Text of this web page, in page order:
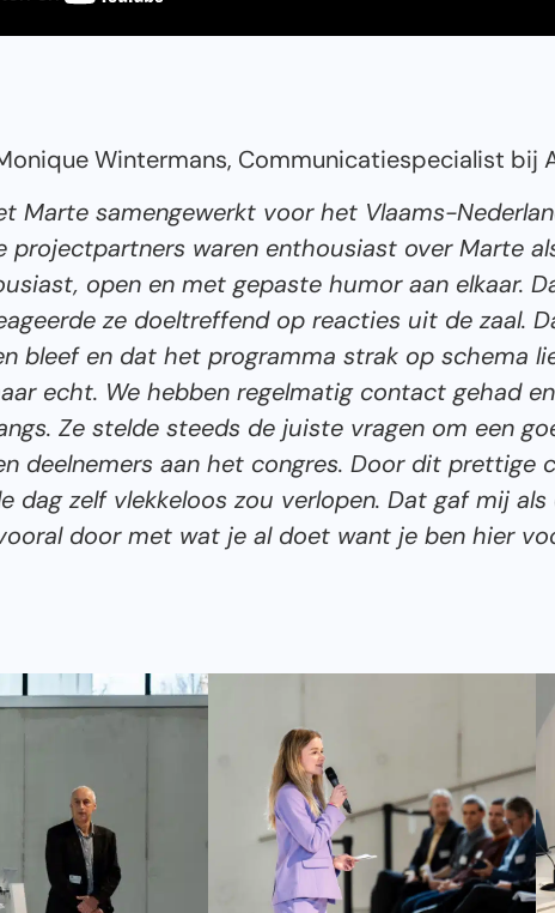
Wintermans, Communicatiespecialist bij
Marte samengewerkt voor het Vlaams-
projectpartners waren enthousiast over Marte
open en met gepaste humor aan elkaar.
ze doeltreffend op reacties uit de zaal.
bleef en dat het programma strak op schema
echt. We hebben regelmatig contact gehad
Ze stelde steeds de juiste vragen om een
deelnemers aan het congres. Door dit
dag zelf vlekkeloos zou verlopen. Dat gaf mij
door met wat je al doet want je ben hier